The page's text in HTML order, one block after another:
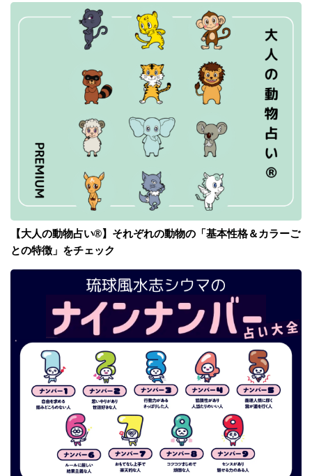
【大人の動物占い®】それぞれの動物の「基本性格＆カラーご
との特徴」をチェック